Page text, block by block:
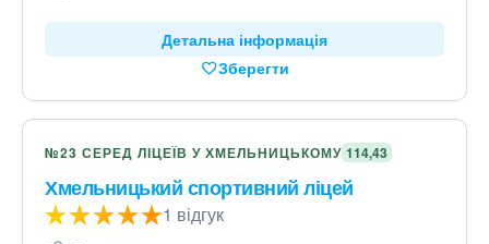
Детальна інформація
Зберегти
№23 СЕРЕД ЛІЦЕЇВ У ХМЕЛЬНИЦЬКОМУ 114,43
Хмельницький спортивний ліцей
1 відгук